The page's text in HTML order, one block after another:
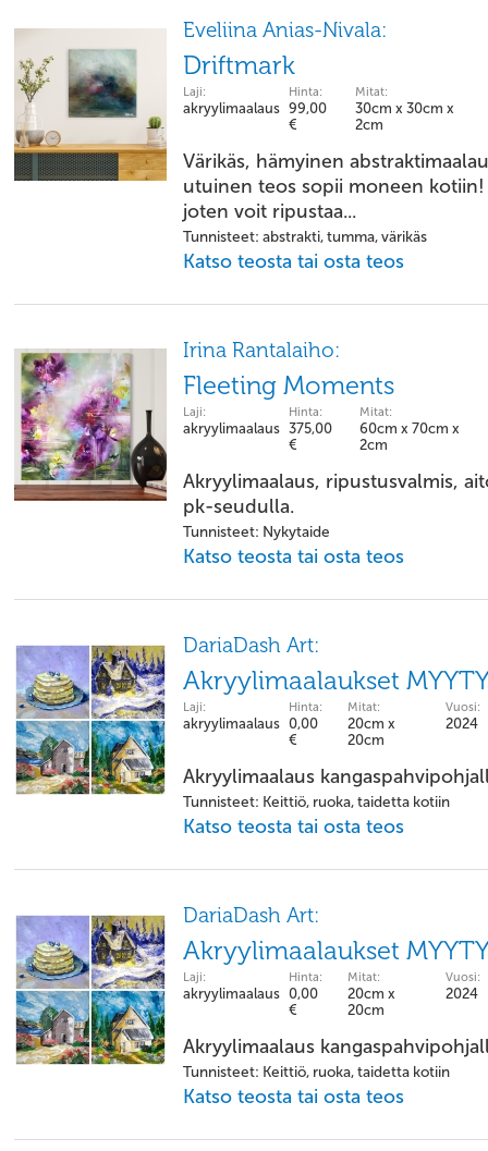
Eveliina Anias-Nivala:
Driftmark
Laji:
akryylimaalaus
Hinta:
99,00
€
Mitat:
30cm x 30cm x
2cm
Värikäs, hämyinen
utuinen teos sopii moneen
joten voit ripustaa...
Tunnisteet: abstrakti, tumma, värikäs
Katso teosta tai osta teos
Irina Rantalaiho:
Fleeting Moments
Laji:
akryylimaalaus
Hinta:
375,00
€
Mitat:
60cm x 70cm x
2cm
Akryylimaalaus, ripustusvalmis,
pk-seudulla.
Tunnisteet: Nykytaide
Katso teosta tai osta teos
DariaDash Art:
Akryylimaalaukset
Laji:
akryylimaalaus
Hinta:
0,00
€
Mitat:
20cm x
20cm
Vuosi:
2024
Akryylimaalaus
Tunnisteet: Keittiö, ruoka, taidetta kotiin
Katso teosta tai osta teos
DariaDash Art:
Akryylimaalaukset
Laji:
akryylimaalaus
Hinta:
0,00
€
Mitat:
20cm x
20cm
Vuosi:
2024
Akryylimaalaus
Tunnisteet: Keittiö, ruoka, taidetta kotiin
Katso teosta tai osta teos